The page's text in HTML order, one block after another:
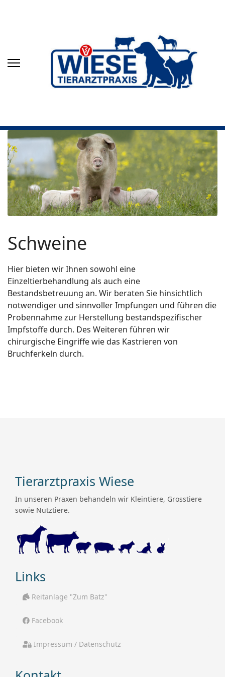
Schweine
Hier bieten wir Ihnen sowohl eine
Einzeltierbehandlung als auch eine
Bestandsbetreuung an. Wir beraten Sie hinsichtlich
notwendiger und sinnvoller Impfungen und führen die
Probennahme zur Herstellung bestandspezifischer
Impfstoffe durch. Des Weiteren führen wir
chirurgische Eingriffe wie das Kastrieren von
Bruchferkeln durch.
Tierarztpraxis Wiese
In unseren Praxen behandeln wir Kleintiere, Grosstiere
sowie Nutztiere.
Links
Reitanlage "Zum Batz"
Facebook
Impressum / Datenschutz